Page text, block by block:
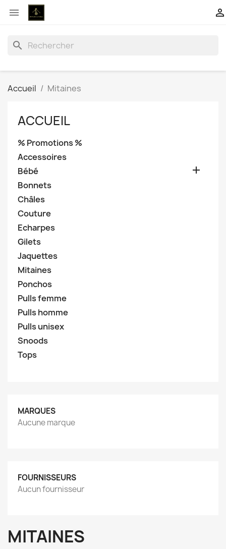
 
search
Accueil Mitaines
ACCUEIL
% Promotions %
Accessoires
Bébé

Bonnets
Châles
Couture
Echarpes
Gilets
Jaquettes
Mitaines
Ponchos
Pulls femme
Pulls homme
Pulls unisex
Snoods
Tops
MARQUES
Aucune marque
FOURNISSEURS
Aucun fournisseur
MITAINES